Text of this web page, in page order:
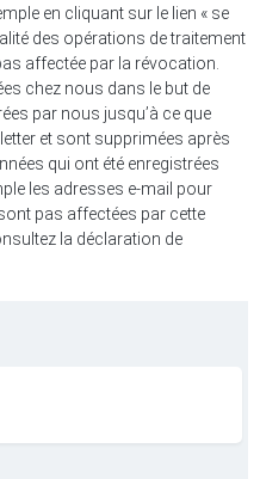
en cliquant sur le lien « se
des opérations de traitement
affectée par la révocation.
chez nous dans le but de
par nous jusqu’à ce que
et sont supprimées après
qui ont été enregistrées
les adresses e-mail pour
pas affectées par cette
la déclaration de